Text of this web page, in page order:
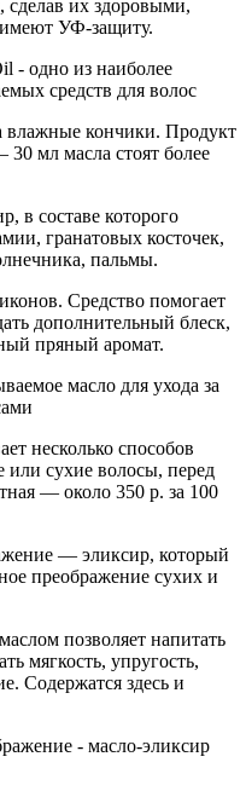
их здоровыми,
УФ-защиту.
влажные кончики. Продукт
мл масла стоят более
в составе которого
гранатовых косточек,
пальмы.
Средство помогает
дополнительный блеск,
пряный аромат.
несколько способов
или сухие волосы, перед
— около 350 р. за 100
— эликсир, который
преображение сухих и
позволяет напитать
мягкость, упругость,
Содержатся здесь и